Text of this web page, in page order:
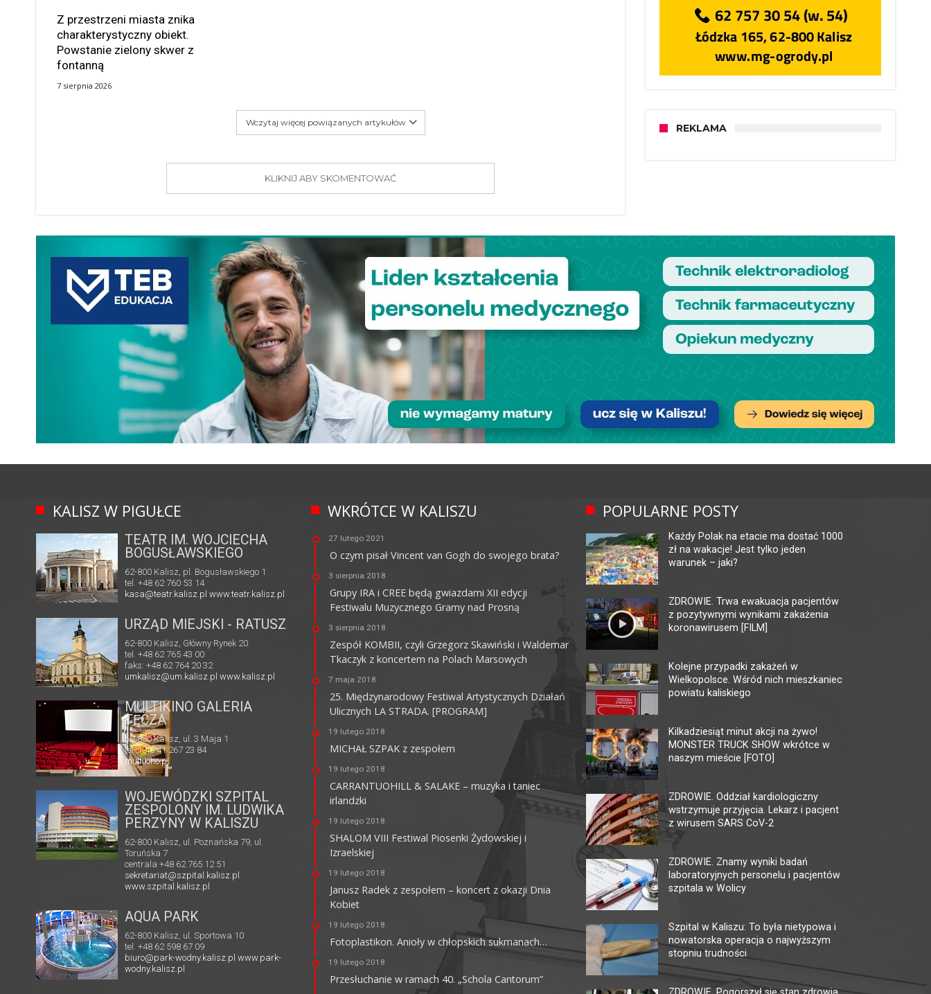
Z przestrzeni miasta znika
charakterystyczny obiekt.
Powstanie zielony skwer z
fontanną
7 sierpnia 2026
Wczytaj więcej powiązanych artykułów
KLIKNIJ ABY SKOMENTOWAĆ
REKLAMA
KALISZ W PIGUŁCE
TEATR IM. WOJCIECHA
BOGUSŁAWSKIEGO
62-800 Kalisz, pl. Bogusławskiego 1
tel. +48 62 760 53 14
kasa@teatr.kalisz.pl www.teatr.kalisz.pl
URZĄD MIEJSKI - RATUSZ
62-800 Kalisz, Główny Rynek 20
tel. +48 62 765 43 00
faks: +48 62 764 20 32
umkalisz@um.kalisz.pl www.kalisz.pl
KINO HELIOS GALERIA
AMBER
62-800 Kalisz, ul. Górnośląska 82
tel. +48 62 761 18 67
kalisz@helios.pl
KINO CENTRUM
tel. +48 62 765 25 01
ckis.kalisz.pl/
MULTIKINO GALERIA
TĘCZA
62-800 Kalisz, ul. 3 Maja 1
tel. + 48 41 267 23 84
multikino.pl
WOJEWÓDZKI SZPITAL
ZESPOLONY IM. LUDWIKA
PERZYNY W KALISZU
62-800 Kalisz, ul. Poznańska 79, ul.
Toruńska 7
centrala +48 62 765 12 51
sekretariat@szpital.kalisz.pl
www.szpital.kalisz.pl
AQUA PARK
62-800 Kalisz, ul. Sportowa 10
tel. +48 62 598 67 09
biuro@park-wodny.kalisz.pl www.park-
wodny.kalisz.pl
WKRÓTCE W KALISZU
27 lutego 2021
O czym pisał Vincent van Gogh do swojego brata?
3 sierpnia 2018
Grupy IRA i CREE będą gwiazdami XII edycji
Festiwalu Muzycznego Gramy nad Prosną
3 sierpnia 2018
Zespół KOMBII, czyli Grzegorz Skawiński i Waldemar
Tkaczyk z koncertem na Polach Marsowych
7 maja 2018
25. Międzynarodowy Festiwal Artystycznych Działań
Ulicznych LA STRADA. [PROGRAM]
19 lutego 2018
MICHAŁ SZPAK z zespołem
19 lutego 2018
CARRANTUOHILL & SALAKE – muzyka i taniec
irlandzki
19 lutego 2018
SHALOM VIII Festiwal Piosenki Żydowskiej i
Izraelskiej
19 lutego 2018
Janusz Radek z zespołem – koncert z okazji Dnia
Kobiet
19 lutego 2018
Fotoplastikon. Anioły w chłopskich sukmanach…
19 lutego 2018
Przesłuchanie w ramach 40. „Schola Cantorum”
POPULARNE POSTY
Każdy Polak na etacie ma dostać 1000
zł na wakacje! Jest tylko jeden
warunek – jaki?
ZDROWIE. Trwa ewakuacja pacjentów
z pozytywnymi wynikami zakażenia
koronawirusem [FILM]
Kolejne przypadki zakażeń w
Wielkopolsce. Wśród nich mieszkaniec
powiatu kaliskiego
Kilkadziesiąt minut akcji na żywo!
MONSTER TRUCK SHOW wkrótce w
naszym mieście [FOTO]
ZDROWIE. Oddział kardiologiczny
wstrzymuje przyjęcia. Lekarz i pacjent
z wirusem SARS CoV-2
ZDROWIE. Znamy wyniki badań
laboratoryjnych personelu i pacjentów
szpitala w Wolicy
Szpital w Kaliszu: To była nietypowa i
nowatorska operacja o najwyższym
stopniu trudności
ZDROWIE. Pogorszył się stan zdrowia